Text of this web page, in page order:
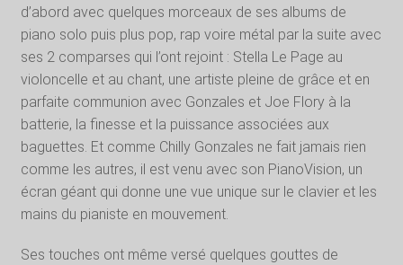
d’abord avec quelques morceaux de ses albums de
piano solo puis plus pop, rap voire métal par la suite avec
ses 2 comparses qui l’ont rejoint : Stella Le Page au
violoncelle et au chant, une artiste pleine de grâce et en
parfaite communion avec Gonzales et Joe Flory à la
batterie, la finesse et la puissance associées aux
baguettes. Et comme Chilly Gonzales ne fait jamais rien
comme les autres, il est venu avec son PianoVision, un
écran géant qui donne une vue unique sur le clavier et les
mains du pianiste en mouvement.
Ses touches ont même versé quelques gouttes de